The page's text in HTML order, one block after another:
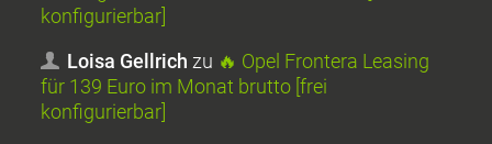
konfigurierbar]
Loisa Gellrich zu 🔥 Opel Frontera Leasing
für 139 Euro im Monat brutto [frei
konfigurierbar]